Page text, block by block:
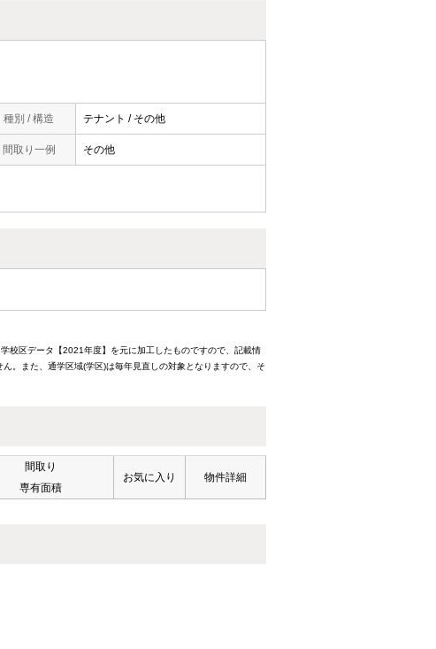
種別 / 構造 テナント / その他
間取り一例 その他
校区データ【2021年度】を元に加工したものですので、記載情
。また、通学区域(学区)は毎年見直しの対象となりますので、そ
間取り
専有面積
お気に入り 物件詳細